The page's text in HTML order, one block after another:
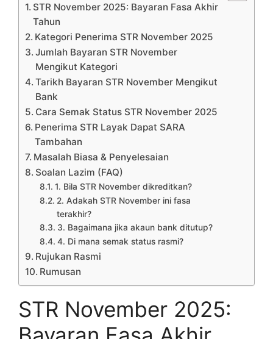
STR November 2025: Bayaran Fasa Akhir
Tahun
Kategori Penerima STR November 2025
Jumlah Bayaran STR November
Mengikut Kategori
Tarikh Bayaran STR November Mengikut
Bank
Cara Semak Status STR November 2025
Penerima STR Layak Dapat SARA
Tambahan
Masalah Biasa & Penyelesaian
Soalan Lazim (FAQ)
1. Bila STR November dikreditkan?
2. Adakah STR November ini fasa
terakhir?
3. Bagaimana jika akaun bank ditutup?
4. Di mana semak status rasmi?
Rujukan Rasmi
Rumusan
STR November 2025: